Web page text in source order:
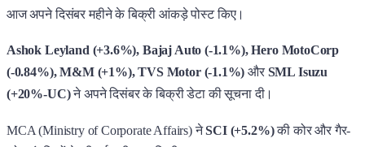
आज अपने दिसंबर महीने के बिक्री आंकड़े पोस्ट किए।
Ashok Leyland (+3.6%), Bajaj Auto (-1.1%), Hero MotoCorp
(-0.84%), M&M (+1%), TVS Motor (-1.1%)और SML Isuzu
(+20%-UC)ने अपने दिसंबर के बिक्री डेटा की सूचना दी।
MCA (Ministry of Corporate Affairs) नेSCI (+5.2%)की कोर और गैर-